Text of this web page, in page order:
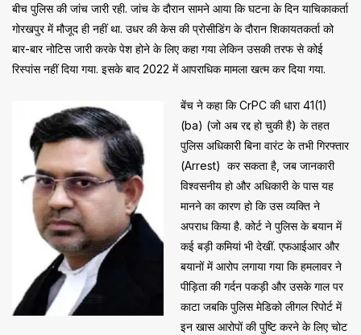
बीच पुलिस की जांच जारी रही. जांच के दौरान सामने आया कि घटना के दिन याचिकाकर्ता
गोरखपुर में मौजूद ही नहीं था. उधर की केस की प्रोसीडिंग के दौरान शिकायतकर्ता को
बार-बार नोटिस जारी करके पेश होने के लिए कहा गया लेकिन उसकी तरफ से कोई
रिस्पांस नहीं दिया गया. इसके बाद 2022 में आपराधिक मामला खत्म कर दिया गया.
बेंच ने कहा कि CrPC की धारा 41(1)
(ba) (जो अब रद्द हो चुकी है) के तहत
पुलिस अधिकारी बिना वारंट के तभी गिरफ्तार
(Arrest) कर सकता है, जब जानकारी
विश्वसनीय हो और अधिकारी के पास यह
मानने का कारण हो कि उस व्यक्ति ने
अपराध किया है. कोर्ट ने पुलिस के बयान में
कई बड़ी कमियां भी देखीं. एफआईआर और
बयानों में आरोप लगाया गया कि हमलावर ने
पीड़िता की गर्दन पकड़ी और उसके गाल पर
काटा जबकि पुलिस मेडिको लीगल रिपोर्ट में
इन खास आरोपों की पुष्टि करने के लिए चोट